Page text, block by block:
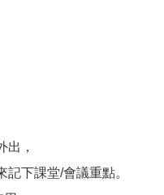
出，
下課堂/會議重點。